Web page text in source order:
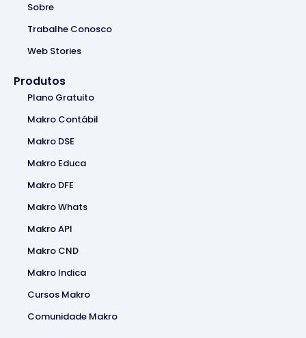
Sobre
Trabalhe Conosco
Web Stories
Produtos
Plano Gratuito
Makro Contábil
Makro DSE
Makro Educa
Makro DFE
Makro Whats
Makro API
Makro CND
Makro Indica
Cursos Makro
Comunidade Makro